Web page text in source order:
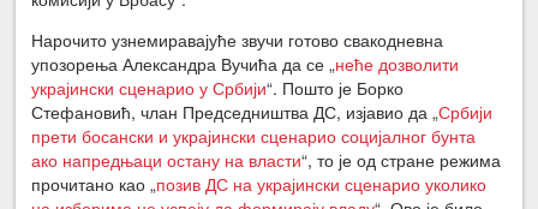
Нарочито узнемиравајуће звучи готово свакодневна
упозорења Александра Вучића да се „неће дозволити
украјински сценарио у Србији“. Пошто је Борко
Стефановић, члан Председништва ДС, изјавио да „Србији
прети босански и украјински сценарио социјалног бунта
ако напредњаци остану на власти“, то је од стране режима
прочитано као „позив ДС на украјински сценарио уколико